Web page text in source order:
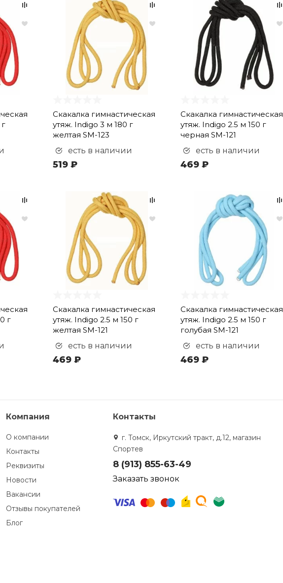
Скакалка гимнастическая
утяж. Indigo 3 м 180 г
желтая SM-123
есть в наличии
519 ₽
Скакалка гимнастическая
утяж. Indigo 2.5 м 150 г
черная SM-121
есть в наличии
469 ₽
г
Скакалка гимнастическая
утяж. Indigo 2.5 м 150 г
желтая SM-121
есть в наличии
469 ₽
Скакалка гимнастическая
утяж. Indigo 2.5 м 150 г
голубая SM-121
есть в наличии
469 ₽
Компания
О компании
Контакты
Реквизиты
Новости
Вакансии
Отзывы покупателей
Блог
Контакты
г. Томск, Иркутский тракт, д.12, магазин
Спортев
8 (913) 855-63-49
Заказать звонок